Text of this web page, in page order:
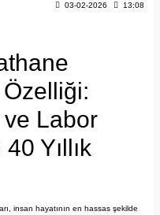
03-02-2026 13:08
Labor
Yıllık
insan hayatının en hassas şekilde